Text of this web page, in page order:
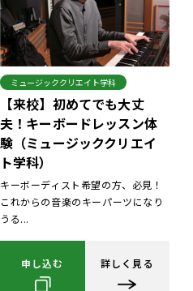
ミュージッククリエイト学科
【来校】初めてでも大丈
夫！キーボードレッスン体
験（ミュージッククリエイ
ト学科）
キーボーディスト希望の方、必見！
これからの音楽のキーパーツになり
うる...
申し込む 詳しく見る